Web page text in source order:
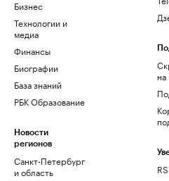
Бизнес
Технологии и
медиа
Финансы
Биографии
База знаний
РБК Образование
Новости
регионов
Санкт-Петербург
и область